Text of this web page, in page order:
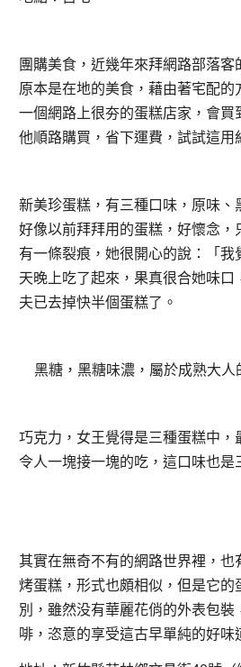
團購美食，近幾年來拜網路部落
原本是在地的美食，藉由著宅配
一個網路上很夯的蛋糕店家，會
他順路購買，省下運費，試試這用
新美珍蛋糕，有三種口味，原味
好像以前拜拜用的蛋糕，好懷念
有一條裂痕，她很開心的說：「
天晚上吃了起來，果真很合她味
夫已去掉快半個蛋糕了。
黑糖，黑糖味濃，屬於成熟大
巧克力，女王覺得是三種蛋糕中
令人一塊接一塊的吃，這口味也是
其實在無奇不有的網路世界裡，
烤蛋糕，形式也頗相似，但是它
別，雖然没有華麗花俏的外表包
啡，恣意的享受這古早單純的好味